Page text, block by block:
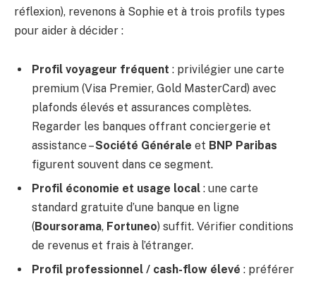
réflexion), revenons à Sophie et à trois profils types
pour aider à décider :
Profil voyageur fréquent : privilégier une carte
premium (Visa Premier, Gold MasterCard) avec
plafonds élevés et assurances complètes.
Regarder les banques offrant conciergerie et
assistance –Société Générale et BNP Paribas
figurent souvent dans ce segment.
Profil économie et usage local : une carte
standard gratuite d’une banque en ligne
(Boursorama, Fortuneo) suffit. Vérifier conditions
de revenus et frais à l’étranger.
Profil professionnel / cash-flow élevé : préférer